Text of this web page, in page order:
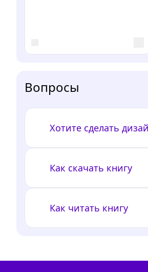
Вопросы
Хотите сделать
Как скачать книгу
Как читать книгу